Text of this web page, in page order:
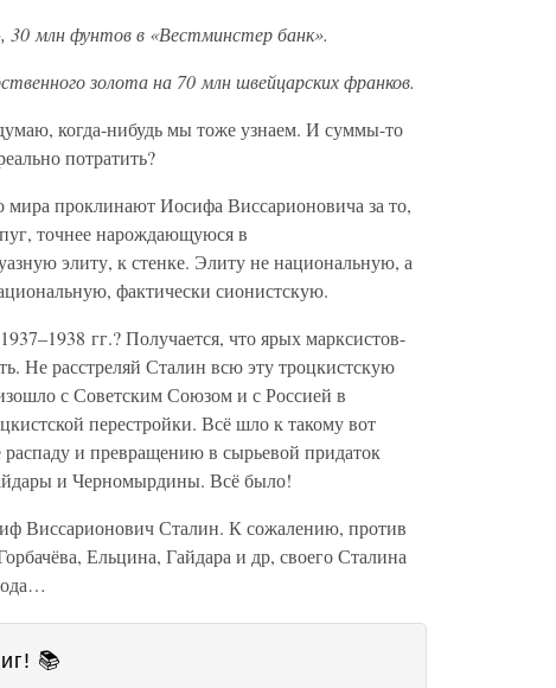
30 млн фунтов в «Вестминстер банк».
золота на 70 млн швейцарских франков.
когда-нибудь мы тоже узнаем. И суммы-то
потратить?
проклинают Иосифа Виссарионовича за то,
точнее нарождающуюся в
элиту, к стенке. Элиту не национальную, а
фактически сионистскую.
гг.? Получается, что ярых марксистов-
Не расстреляй Сталин всю эту троцкистскую
с Советским Союзом и с Россией в
перестройки. Всё шло к такому вот
и превращению в сырьевой придаток
и Черномырдины. Всё было!
Виссарионович Сталин. К сожалению, против
Ельцина, Гайдара и др, своего Сталина
📚